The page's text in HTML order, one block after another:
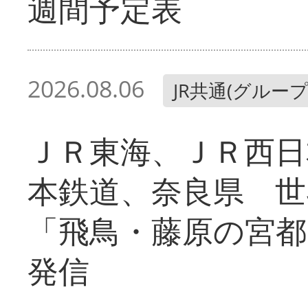
週間予定表
2026.08.06 JR共通(グルー
ＪＲ東海、ＪＲ西
本鉄道、奈良県
「飛鳥・藤原の宮
発信